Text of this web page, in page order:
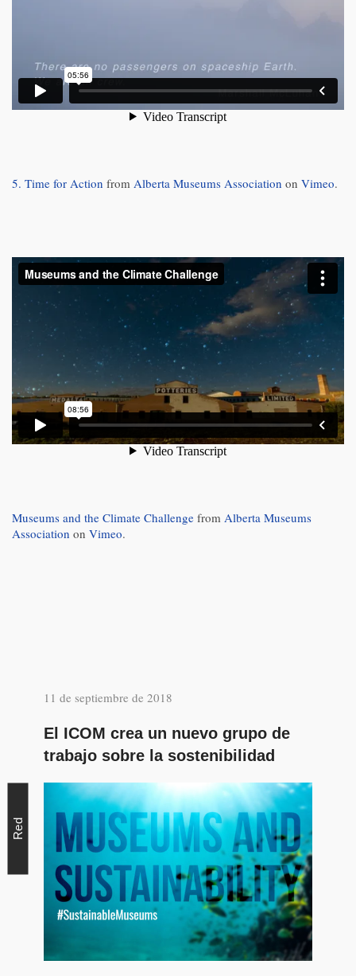
5. Time for Action from Alberta Museums Association on Vimeo.
Museums and the Climate Challenge from Alberta Museums
Association on Vimeo.
11 de septiembre de 2018
El ICOM crea un nuevo grupo de
trabajo sobre la sostenibilidad
Red